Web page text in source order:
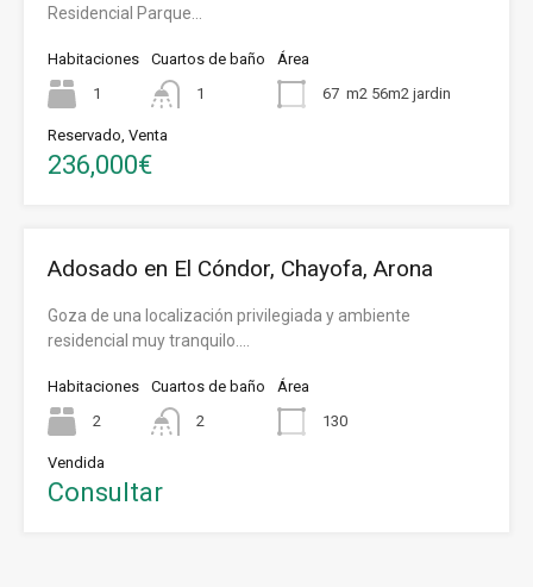
Residencial Parque…
Habitaciones
1
Cuartos de baño
1
Área
67 m2 56m2 jardin
Reservado, Venta
236,000€
Adosado en El Cóndor, Chayofa, Arona
Goza de una localización privilegiada y ambiente
residencial muy tranquilo.…
Habitaciones
2
Cuartos de baño
2
Área
130
Vendida
Consultar